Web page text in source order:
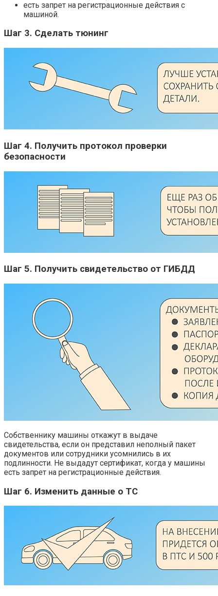
есть запрет на регистрационные действия с
машиной.
Шаг 3. Сделать тюнинг
Шаг 4. Получить протокол проверки
безопасности
Шаг 5. Получить свидетельство от ГИБДД
Собственнику машины откажут в выдаче
свидетельства, если он представил неполный пакет
документов или сотрудники усомнились в их
подлинности. Не выдадут сертификат, когда у машины
есть запрет на регистрационные действия.
Шаг 6. Изменить данные о ТС